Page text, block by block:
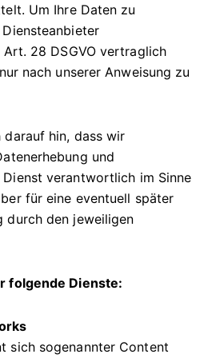
Um Ihre Daten zu
28 DSGVO vertraglich
nach unserer Anweisung zu
hin, dass wir
und
verantwortlich im Sinne
für eine eventuell später
durch den jeweiligen
folgende Dienste:
sich sogenannter Content